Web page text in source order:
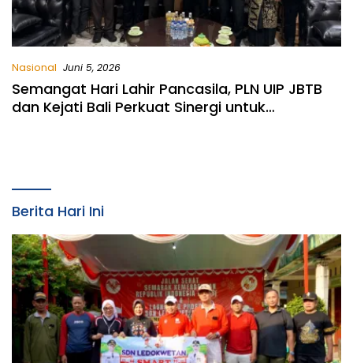
Nasional Juni 5, 2026
Semangat Hari Lahir Pancasila, PLN UIP JBTB
dan Kejati Bali Perkuat Sinergi untuk
Berita Hari Ini